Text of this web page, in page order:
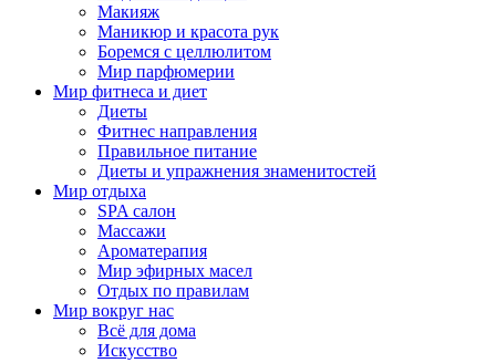
Макияж
Маникюр и красота рук
Боремся с целлюлитом
Мир парфюмерии
Мир фитнеса и диет
Диеты
Фитнес направления
Правильное питание
Диеты и упражнения знаменитостей
Мир отдыха
SPA салон
Массажи
Ароматерапия
Мир эфирных масел
Отдых по правилам
Мир вокруг нас
Всё для дома
Искусство